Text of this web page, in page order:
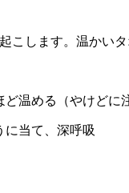
こします。温かい
温める（やけどに
当て、深呼吸